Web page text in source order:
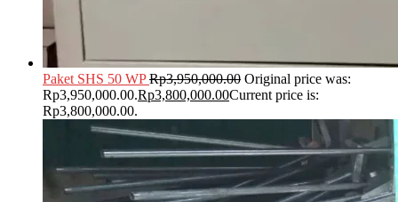
Paket SHS 50 WP Rp3,950,000.00 Original price was:
Rp3,950,000.00.Rp3,800,000.00Current price is:
Rp3,800,000.00.